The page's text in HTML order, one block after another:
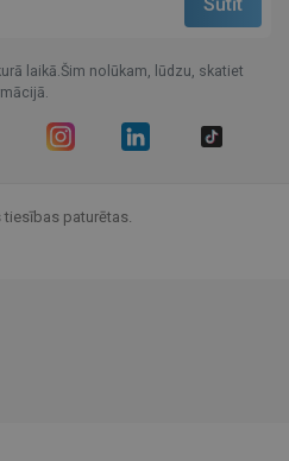
laikā.Šim nolūkam, lūdzu, skatiet
tiesības paturētas.